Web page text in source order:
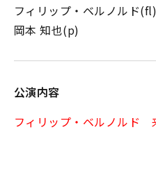
フィリップ・ベルノルド(fl)
岡本 知也(p)
公演内容
フィリップ・ベルノルド